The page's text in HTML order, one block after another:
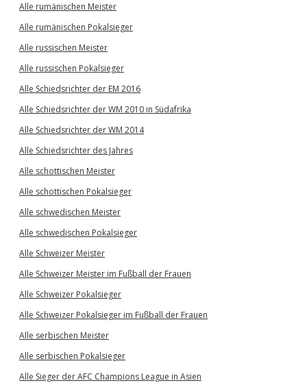
Alle rumänischen Meister
Alle rumänischen Pokalsieger
Alle russischen Meister
Alle russischen Pokalsieger
Alle Schiedsrichter der EM 2016
Alle Schiedsrichter der WM 2010 in Südafrika
Alle Schiedsrichter der WM 2014
Alle Schiedsrichter des Jahres
Alle schottischen Meister
Alle schottischen Pokalsieger
Alle schwedischen Meister
Alle schwedischen Pokalsieger
Alle Schweizer Meister
Alle Schweizer Meister im Fußball der Frauen
Alle Schweizer Pokalsieger
Alle Schweizer Pokalsieger im Fußball der Frauen
Alle serbischen Meister
Alle serbischen Pokalsieger
Alle Sieger der AFC Champions League in Asien